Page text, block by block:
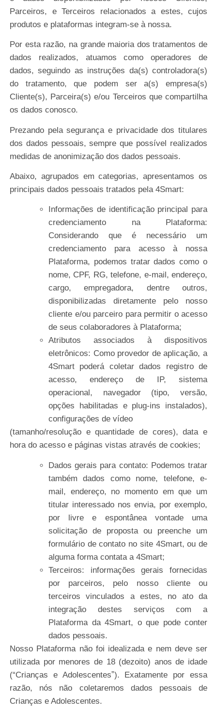
Parceiros, e Terceiros relacionados a estes, cujos
produtos e plataformas integram-se à nossa.
Por esta razão, na grande maioria dos tratamentos de
dados realizados, atuamos como operadores de
dados, seguindo as instruções da(s) controladora(s)
do tratamento, que podem ser a(s) empresa(s)
Cliente(s), Parceira(s) e/ou Terceiros que compartilha
os dados conosco.
Prezando pela segurança e privacidade dos titulares
dos dados pessoais, sempre que possível realizados
medidas de anonimização dos dados pessoais.
Abaixo, agrupados em categorias, apresentamos os
principais dados pessoais tratados pela 4Smart:
Informações de identificação principal para
credenciamento na Plataforma:
Considerando que é necessário um
credenciamento para acesso à nossa
Plataforma, podemos tratar dados como o
nome, CPF, RG, telefone, e-mail, endereço,
cargo, empregadora, dentre outros,
disponibilizadas diretamente pelo nosso
cliente e/ou parceiro para permitir o acesso
de seus colaboradores à Plataforma;
Atributos associados à dispositivos
eletrônicos: Como provedor de aplicação, a
4Smart poderá coletar dados registro de
acesso, endereço de IP, sistema
operacional, navegador (tipo, versão,
opções habilitadas e plug-ins instalados),
configurações de vídeo
(tamanho/resolução e quantidade de cores), data e
hora do acesso e páginas vistas através de cookies;
Dados gerais para contato: Podemos tratar
também dados como nome, telefone, e-
mail, endereço, no momento em que um
titular interessado nos envia, por exemplo,
por livre e espontânea vontade uma
solicitação de proposta ou preenche um
formulário de contato no site 4Smart, ou de
alguma forma contata a 4Smart;
Terceiros: informações gerais fornecidas
por parceiros, pelo nosso cliente ou
terceiros vinculados a estes, no ato da
integração destes serviços com a
Plataforma da 4Smart, o que pode conter
dados pessoais.
Nosso Plataforma não foi idealizada e nem deve ser
utilizada por menores de 18 (dezoito) anos de idade
(“Crianças e Adolescentesˮ). Exatamente por essa
razão, nós não coletaremos dados pessoais de
Crianças e Adolescentes.